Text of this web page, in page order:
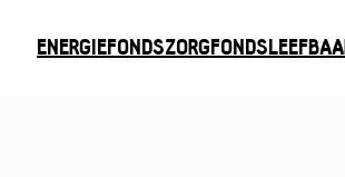
ENERGIEFONDSZORGFONDS